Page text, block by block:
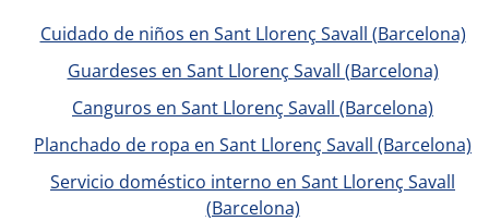
Cuidado de niños en Sant Llorenç Savall (Barcelona)
Guardeses en Sant Llorenç Savall (Barcelona)
Canguros en Sant Llorenç Savall (Barcelona)
Planchado de ropa en Sant Llorenç Savall (Barcelona)
Servicio doméstico interno en Sant Llorenç Savall
(Barcelona)